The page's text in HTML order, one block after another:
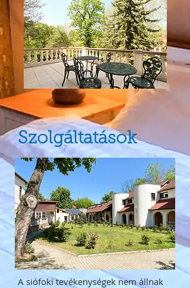
Szolgáltatások
A siófoki tevékenységek nem állnak